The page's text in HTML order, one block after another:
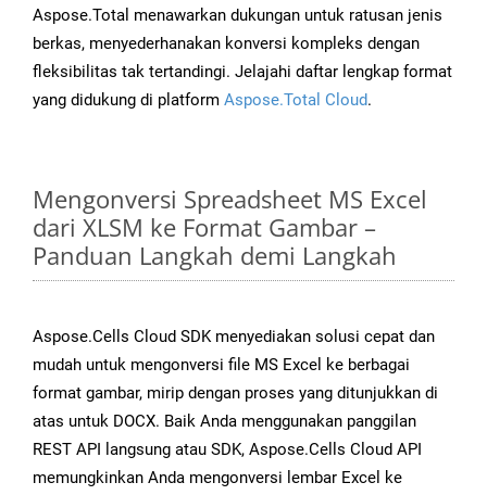
Aspose.Total menawarkan dukungan untuk ratusan jenis
berkas, menyederhanakan konversi kompleks dengan
fleksibilitas tak tertandingi. Jelajahi daftar lengkap format
yang didukung di platform Aspose.Total Cloud.
Mengonversi Spreadsheet MS Excel
dari XLSM ke Format Gambar –
Panduan Langkah demi Langkah
Aspose.Cells Cloud SDK menyediakan solusi cepat dan
mudah untuk mengonversi file MS Excel ke berbagai
format gambar, mirip dengan proses yang ditunjukkan di
atas untuk DOCX. Baik Anda menggunakan panggilan
REST API langsung atau SDK, Aspose.Cells Cloud API
memungkinkan Anda mengonversi lembar Excel ke